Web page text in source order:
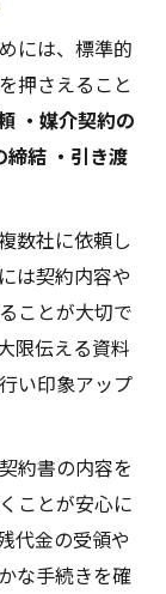
には、標準的
押さえること
・媒介契約の
締結 ・引き渡
数社に依頼し
は契約内容や
ことが大切で
限伝える資料
い印象アップ
約書の内容を
ことが安心に
代金の受領や
な手続きを確